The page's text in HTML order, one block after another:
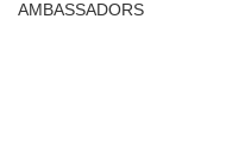
AMBASSADORS